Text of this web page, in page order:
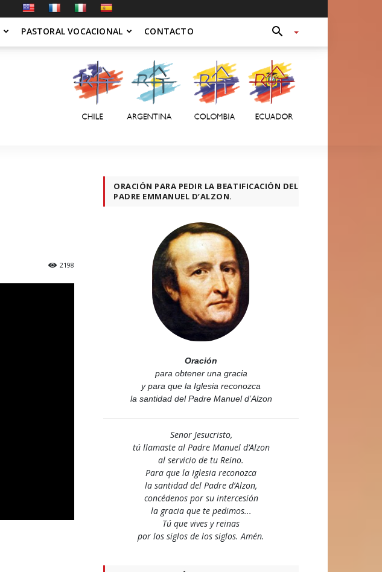
PASTORAL VOCACIONAL CONTACTO
2198
ORACIÓN PARA PEDIR LA BEATIFICACIÓN DEL
PADRE EMMANUEL D’ALZON.
Oración
para obtener una gracia
y para que la Iglesia reconozca
la santidad del Padre Manuel d’Alzon
Senor Jesucristo,
tú llamaste al Padre Manuel d’Alzon
al servicio de tu Reino.
Para que la Iglesia reconozca
la santidad del Padre d’Alzon,
concédenos por su intercesión
la gracia que te pedimos...
Tú que vives y reinas
por los siglos de los siglos. Amén.